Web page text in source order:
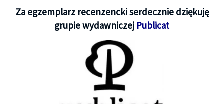
Za egzemplarz recenzencki serdecznie dziękuję
grupie wydawniczej Publicat